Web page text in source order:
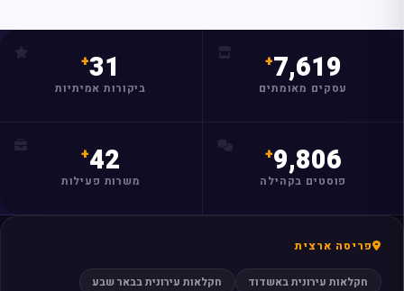
מצאו לי עסק
7,619
עסקים מאומתים
31
ביקורות אמיתיות
9,806
פוסטים בקהילה
42
משרות פעילות
פריסה ארצית
חקלאות עירונית באשדוד
חקלאות עירונית בבאר שבע